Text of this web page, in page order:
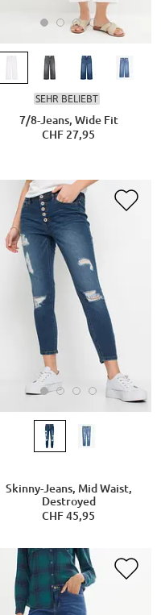
SEHR BELIEBT
7/8-Jeans, Wide Fit
CHF 27,95
Skinny-Jeans, Mid Waist,
Destroyed
CHF 45,95